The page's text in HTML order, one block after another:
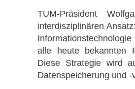
TUM-Präsident
interdisziplinären
alle heute bekannten
Diese Strategie wird
Datenspeicherung und